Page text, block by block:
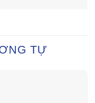
TỰ